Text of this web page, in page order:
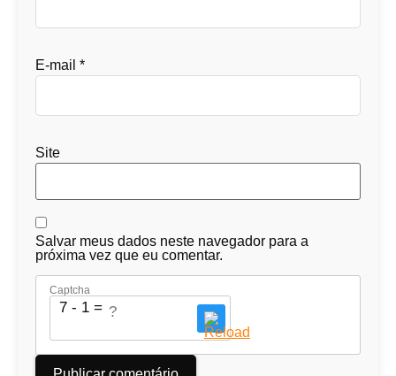
E-mail *
Site
Salvar meus dados neste navegador para a
próxima vez que eu comentar.
Captcha
7 - 1 = ?